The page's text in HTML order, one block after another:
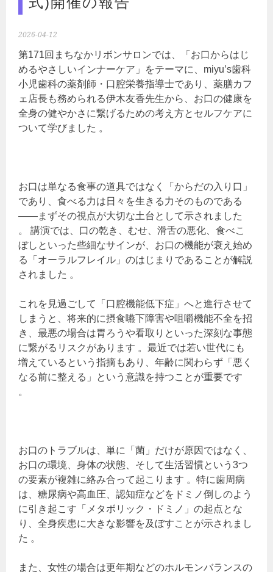
2026-04-12
第171回まちなかリボンサロンでは、「お口からはじ
めるやさしいインナーケア」をテーマに、miyu’s歯科
小児歯科の薬剤師・口腔栄養指導士であり、薬膳カフ
ェ店長も務められる伊木友香先生から、お口の健康を
全身の健やかさに繋げるための考え方とセルフケアに
ついて学びました 。
お口は単なる食事の道具ではなく「からだの入り口」
であり、食べる力は日々を生きる力そのものである
――まずその視点が大切な土台として示されました
。 講演では、口の乾き、むせ、滑舌の悪化、食べこ
ぼしといった些細なサインが、お口の機能が衰え始め
る「オーラルフレイル」のはじまりであることが解説
されました 。
これを見過ごして「口腔機能低下症」へと進行させて
しまうと、将来的に摂食嚥下障害や咀嚼機能不全を招
き、最悪の場合は胃ろうや看取りといった深刻な事態
に繋がるリスクがあります 。最近では若い世代にも
増えているという指摘もあり、年齢に関わらず「悪く
なる前に整える」という意識を持つことが重要です
。
お口のトラブルは、単に「菌」だけが原因ではなく、
お口の環境、身体の状態、そして生活習慣という3つ
の要素が複雑に絡み合って起こります 。特に歯周病
は、糖尿病や高血圧、認知症などをドミノ倒しのよう
に引き起こす「メタボリック・ドミノ」の起点とな
り、全身疾患に大きな影響を及ぼすことが示されまし
た 。
また、女性の場合は更年期などのホルモンバランスの